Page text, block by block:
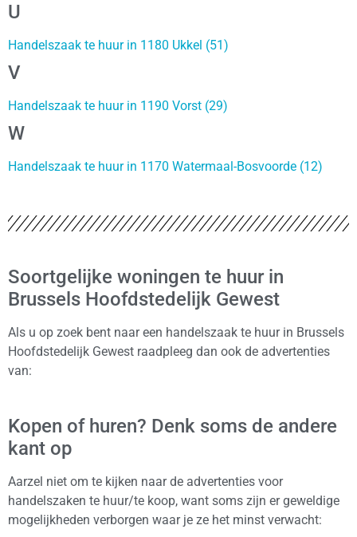
U
Handelszaak te huur in 1180 Ukkel (51)
V
Handelszaak te huur in 1190 Vorst (29)
W
Handelszaak te huur in 1170 Watermaal-Bosvoorde (12)
Soortgelijke woningen te huur in
Brussels Hoofdstedelijk Gewest
Als u op zoek bent naar een handelszaak te huur in Brussels
Hoofdstedelijk Gewest raadpleeg dan ook de advertenties
van:
Kopen of huren? Denk soms de andere
kant op
Aarzel niet om te kijken naar de advertenties voor
handelszaken te huur/te koop, want soms zijn er geweldige
mogelijkheden verborgen waar je ze het minst verwacht: